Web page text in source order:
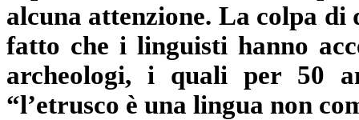
alcuna attenzione. La colpa di
fatto che i linguisti hanno
archeologi, i quali per 50
“l’etrusco è una lingua non